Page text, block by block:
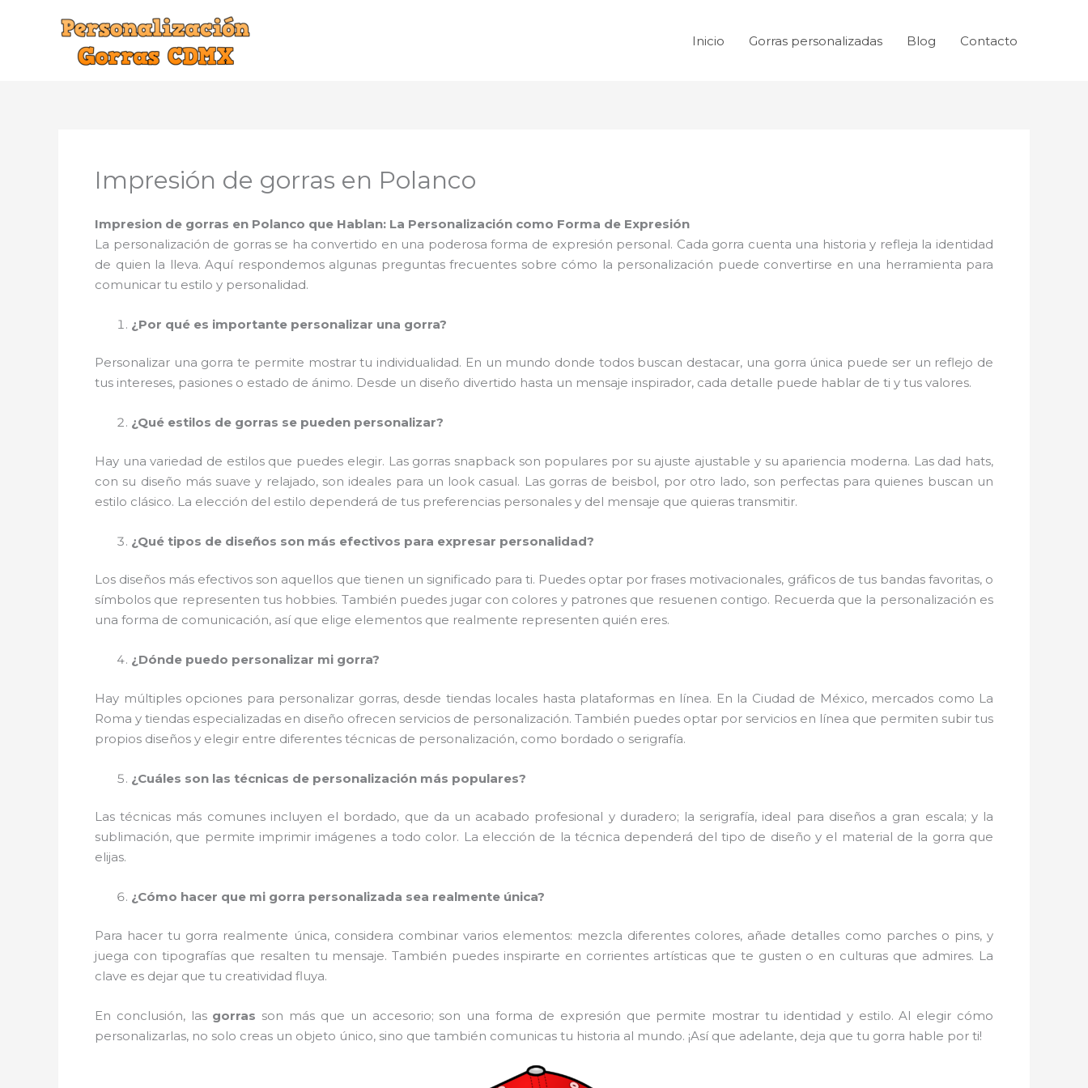
Inicio Gorras personalizadas Blog Contacto
Impresión de gorras en Polanco
Impresion de gorras en Polanco que Hablan: La Personalización como Forma de Expresión
La personalización de gorras se ha convertido en una poderosa forma de expresión personal. Cada gorra cuenta una historia y refleja la identidad
de quien la lleva. Aquí respondemos algunas preguntas frecuentes sobre cómo la personalización puede convertirse en una herramienta para
comunicar tu estilo y personalidad.
¿Por qué es importante personalizar una gorra?
Personalizar una gorra te permite mostrar tu individualidad. En un mundo donde todos buscan destacar, una gorra única puede ser un reflejo de
tus intereses, pasiones o estado de ánimo. Desde un diseño divertido hasta un mensaje inspirador, cada detalle puede hablar de ti y tus valores.
¿Qué estilos de gorras se pueden personalizar?
Hay una variedad de estilos que puedes elegir. Las gorras snapback son populares por su ajuste ajustable y su apariencia moderna. Las dad hats,
con su diseño más suave y relajado, son ideales para un look casual. Las gorras de beisbol, por otro lado, son perfectas para quienes buscan un
estilo clásico. La elección del estilo dependerá de tus preferencias personales y del mensaje que quieras transmitir.
¿Qué tipos de diseños son más efectivos para expresar personalidad?
Los diseños más efectivos son aquellos que tienen un significado para ti. Puedes optar por frases motivacionales, gráficos de tus bandas favoritas, o
símbolos que representen tus hobbies. También puedes jugar con colores y patrones que resuenen contigo. Recuerda que la personalización es
una forma de comunicación, así que elige elementos que realmente representen quién eres.
¿Dónde puedo personalizar mi gorra?
Hay múltiples opciones para personalizar gorras, desde tiendas locales hasta plataformas en línea. En la Ciudad de México, mercados como La
Roma y tiendas especializadas en diseño ofrecen servicios de personalización. También puedes optar por servicios en línea que permiten subir tus
propios diseños y elegir entre diferentes técnicas de personalización, como bordado o serigrafía.
¿Cuáles son las técnicas de personalización más populares?
Las técnicas más comunes incluyen el bordado, que da un acabado profesional y duradero; la serigrafía, ideal para diseños a gran escala; y la
sublimación, que permite imprimir imágenes a todo color. La elección de la técnica dependerá del tipo de diseño y el material de la gorra que
elijas.
¿Cómo hacer que mi gorra personalizada sea realmente única?
Para hacer tu gorra realmente única, considera combinar varios elementos: mezcla diferentes colores, añade detalles como parches o pins, y
juega con tipografías que resalten tu mensaje. También puedes inspirarte en corrientes artísticas que te gusten o en culturas que admires. La
clave es dejar que tu creatividad fluya.
En conclusión, lasgorras son más que un accesorio; son una forma de expresión que permite mostrar tu identidad y estilo. Al elegir cómo
personalizarlas, no solo creas un objeto único, sino que también comunicas tu historia al mundo. ¡Así que adelante, deja que tu gorra hable por ti!